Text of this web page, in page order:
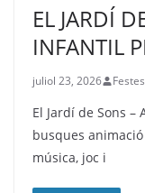
EL JARDÍ
INFANTIL
juliol 23, 2026
El Jardí de Sons
busques
música, joc i